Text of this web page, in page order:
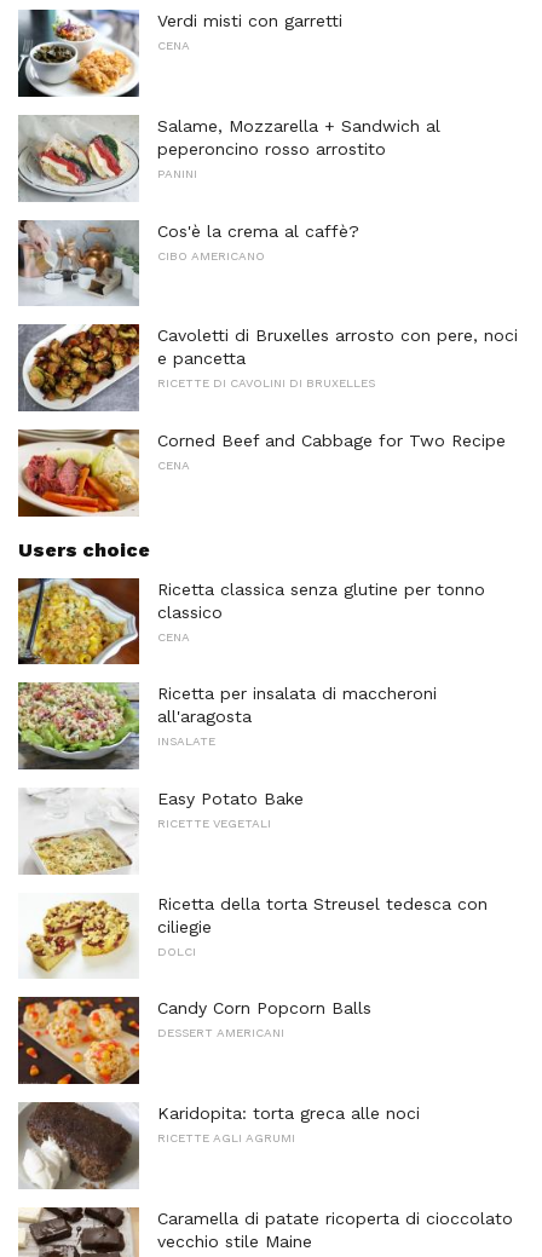
Verdi misti con garretti
CENA
Salame, Mozzarella + Sandwich al
peperoncino rosso arrostito
PANINI
Cos'è la crema al caffè?
CIBO AMERICANO
Cavoletti di Bruxelles arrosto con pere, noci
e pancetta
RICETTE DI CAVOLINI DI BRUXELLES
Corned Beef and Cabbage for Two Recipe
CENA
Users choice
Ricetta classica senza glutine per tonno
classico
CENA
Ricetta per insalata di maccheroni
all'aragosta
INSALATE
Easy Potato Bake
RICETTE VEGETALI
Ricetta della torta Streusel tedesca con
ciliegie
DOLCI
Candy Corn Popcorn Balls
DESSERT AMERICANI
Karidopita: torta greca alle noci
RICETTE AGLI AGRUMI
Caramella di patate ricoperta di cioccolato
vecchio stile Maine